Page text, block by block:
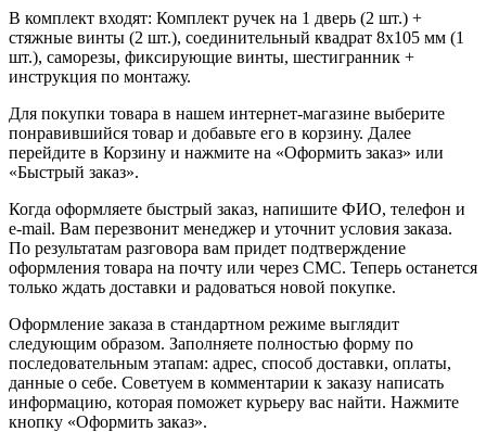
В комплект входят: Комплект ручек на 1 дверь (2 шт.) +
стяжные винты (2 шт.), соединительный квадрат 8x105 мм (1
шт.), саморезы, фиксирующие винты, шестигранник +
инструкция по монтажу.
Для покупки товара в нашем интернет-магазине выберите
понравившийся товар и добавьте его в корзину. Далее
перейдите в Корзину и нажмите на «Оформить заказ» или
«Быстрый заказ».
Когда оформляете быстрый заказ, напишите ФИО, телефон и
e-mail. Вам перезвонит менеджер и уточнит условия заказа.
По результатам разговора вам придет подтверждение
оформления товара на почту или через СМС. Теперь останется
только ждать доставки и радоваться новой покупке.
Оформление заказа в стандартном режиме выглядит
следующим образом. Заполняете полностью форму по
последовательным этапам: адрес, способ доставки, оплаты,
данные о себе. Советуем в комментарии к заказу написать
информацию, которая поможет курьеру вас найти. Нажмите
кнопку «Оформить заказ».